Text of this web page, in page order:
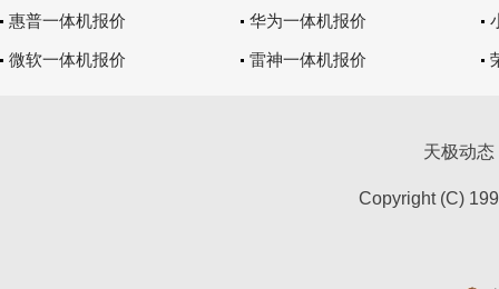
惠普一体机报价 华为一体机报价
微软一体机报价 雷神一体机报价
天极动态
Copyright (C)